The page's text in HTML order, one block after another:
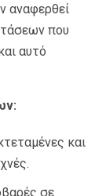
αναφερθεί
που
αυτό
και
σε